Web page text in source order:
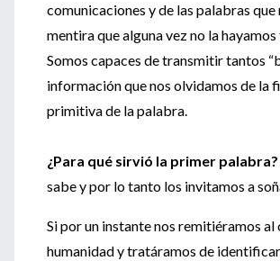
comunicaciones y de las palabras que
mentira que alguna vez no la
Somos capaces de transmitir tantos
información que nos olvidamos de la
primitiva de la palabra.
¿Para qué sirvió la primer palabra?
sabe y por lo tanto los invitamos a
Si por un instante nos remitiéramos al
humanidad y tratáramos de